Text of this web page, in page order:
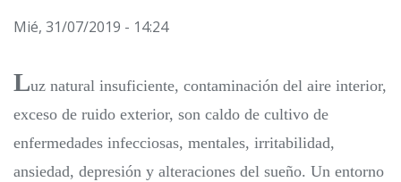
Mié, 31/07/2019 - 14:24
Luz natural insuficiente, contaminación del aire interior,
exceso de ruido exterior, son caldo de cultivo de
enfermedades infecciosas, mentales, irritabilidad,
ansiedad, depresión y alteraciones del sueño. Un entorno